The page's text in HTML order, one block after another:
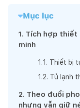
Mục lục
1. Tích hợp thiết
minh
1 .1 . Thiết bị
1 .2. Tủ lạnh
2. Theo đuổi
nhưng vẫn giữ